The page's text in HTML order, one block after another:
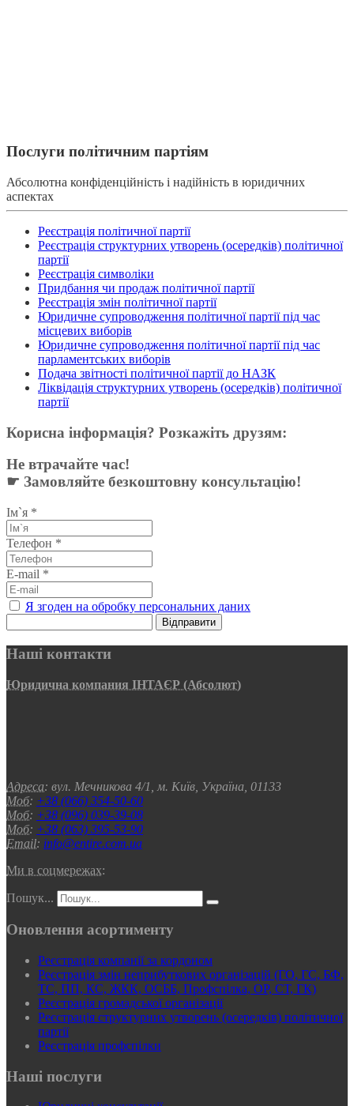
Послуги політичним партіям
Абсолютна конфіденційність і надійність в юридичних
аспектах
Реєстрація політичної партії
Реєстрація структурних утворень (осередків) політичної
партії
Реєстрація символіки
Придбання чи продаж політичної партії
Реєстрація змін політичної партії
Юридичне супроводження політичної партії під час
місцевих виборів
Юридичне супроводження політичної партії під час
парламентських виборів
Подача звітності політичної партії до НАЗК
Ліквідація структурних утворень (осередків) політичної
партії
Корисна інформація? Розкажіть друзям:
Не втрачайте час!
☛ Замовляйте безкоштовну консультацію!
Ім`я *
Телефон *
E-mail *
Я згоден на обробку персональних даних
Відправити
Наші контакти
Юридична компания ІНТАЄР (Абсолют)
Адреса: вул. Мечникова 4/1, м. Київ, Україна, 01133
Моб: +38 (066) 354-50-60
Моб: +38 (096) 039-39-08
Моб: +38 (063) 395-53-90
Email: info@entire.com.ua
Ми в соцмережах:
Пошук...
Оновлення асортименту
Реєстрація компанії за кордоном
Реєстрація змін неприбуткових організацій (ГО, ГС, БФ,
ТС, ПП, КС, ЖКК, ОСББ, Профспілка, ОР, СТ, ГК)
Реєстрація громадської організації
Реєстрація структурних утворень (осередків) політичної
партії
Реєстрація профспілки
Наші послуги